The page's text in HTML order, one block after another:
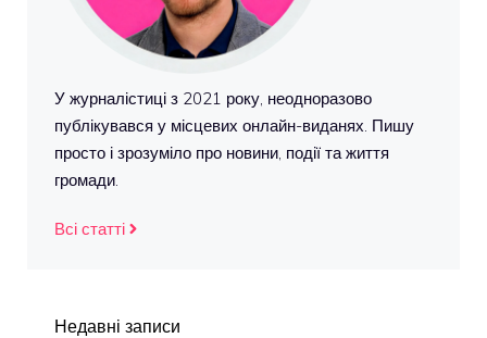
У журналістиці з 2021 року, неодноразово
публікувався у місцевих онлайн-виданях. Пишу
просто і зрозуміло про новини, події та життя
громади.
Всі статті
Недавні записи